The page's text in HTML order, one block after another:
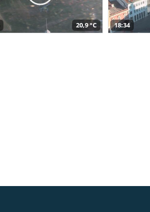
20,9 °C 18:34